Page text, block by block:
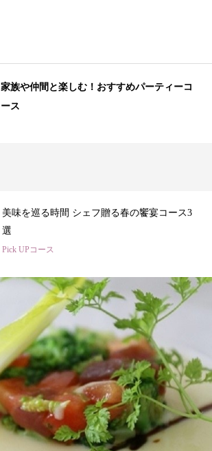
家族や仲間と楽しむ！おすすめパーティーコ
ース
春のひととき、美食シェフ3名の特別コース
Pick UPコース